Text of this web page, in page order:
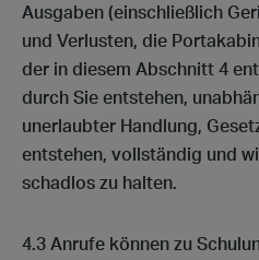
Ausgaben (einschließlich
und Verlusten, die
der in diesem Abschnitt 4
durch Sie entstehen,
unerlaubter Handlung,
entstehen, vollständig und
schadlos zu halten.
4.3 Anrufe können zu